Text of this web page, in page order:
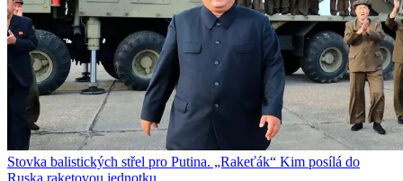
Stovka balistických střel pro Putina. „Rakeťák“ Kim posílá do
Ruska raketovou jednotku